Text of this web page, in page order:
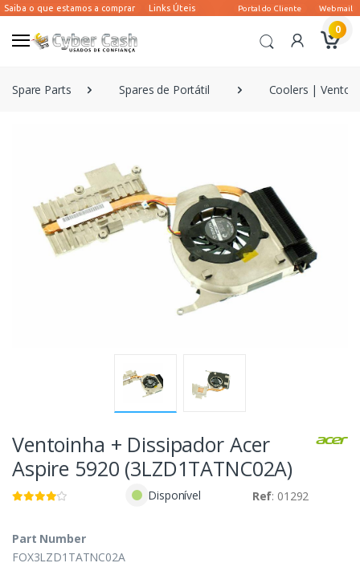
0
Spare Parts Spares de Portátil Coolers |
Ventoinha + Dissipador Acer
Aspire 5920 (3LZD1TATNC02A)
Disponível Ref: 01292
Part Number
FOX3LZD1TATNC02A